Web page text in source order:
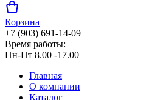
Корзина
+7 (903) 691-14-09
Время работы:
Пн-Пт 8.00 -17.00
Главная
О компании
Каталог